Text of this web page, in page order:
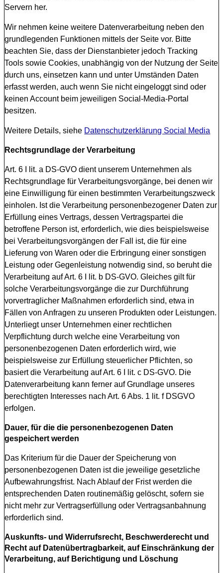
Servern her.
Wir nehmen keine weitere Datenverarbeitung neben den
grundlegenden Funktionen mittels der Seite vor. Bitte
beachten Sie, dass der Dienstanbieter jedoch Tracking
Tools sowie Cookies, unabhängig von der Nutzung der Seite
durch uns, einsetzen kann und unter Umständen Daten
erfasst werden, auch wenn Sie nicht eingeloggt sind oder
keinen Account beim jeweiligen Social-Media-Portal
besitzen.
Weitere Details, siehe Datenschutzerklärung Social Media
Rechtsgrundlage der Verarbeitung
Art. 6 I lit. a DS-GVO dient unserem Unternehmen als
Rechtsgrundlage für Verarbeitungsvorgänge, bei denen wir
eine Einwilligung für einen bestimmten Verarbeitungszweck
einholen. Ist die Verarbeitung personenbezogener Daten zur
Erfüllung eines Vertrags, dessen Vertragspartei die
betroffene Person ist, erforderlich, wie dies beispielsweise
bei Verarbeitungsvorgängen der Fall ist, die für eine
Lieferung von Waren oder die Erbringung einer sonstigen
Leistung oder Gegenleistung notwendig sind, so beruht die
Verarbeitung auf Art. 6 I lit. b DS-GVO. Gleiches gilt für
solche Verarbeitungsvorgänge die zur Durchführung
vorvertraglicher Maßnahmen erforderlich sind, etwa in
Fällen von Anfragen zu unseren Produkten oder Leistungen.
Unterliegt unser Unternehmen einer rechtlichen
Verpflichtung durch welche eine Verarbeitung von
personenbezogenen Daten erforderlich wird, wie
beispielsweise zur Erfüllung steuerlicher Pflichten, so
basiert die Verarbeitung auf Art. 6 I lit. c DS-GVO. Die
Datenverarbeitung kann ferner auf Grundlage unseres
berechtigten Interesses nach Art. 6 Abs. 1 lit. f DSGVO
erfolgen.
Dauer, für die die personenbezogenen Daten
gespeichert werden
Das Kriterium für die Dauer der Speicherung von
personenbezogenen Daten ist die jeweilige gesetzliche
Aufbewahrungsfrist. Nach Ablauf der Frist werden die
entsprechenden Daten routinemäßig gelöscht, sofern sie
nicht mehr zur Vertragserfüllung oder Vertragsanbahnung
erforderlich sind.
Auskunfts- und Widerrufsrecht, Beschwerderecht und
Recht auf Datenübertragbarkeit, auf Einschränkung der
Verarbeitung, auf Berichtigung und Löschung